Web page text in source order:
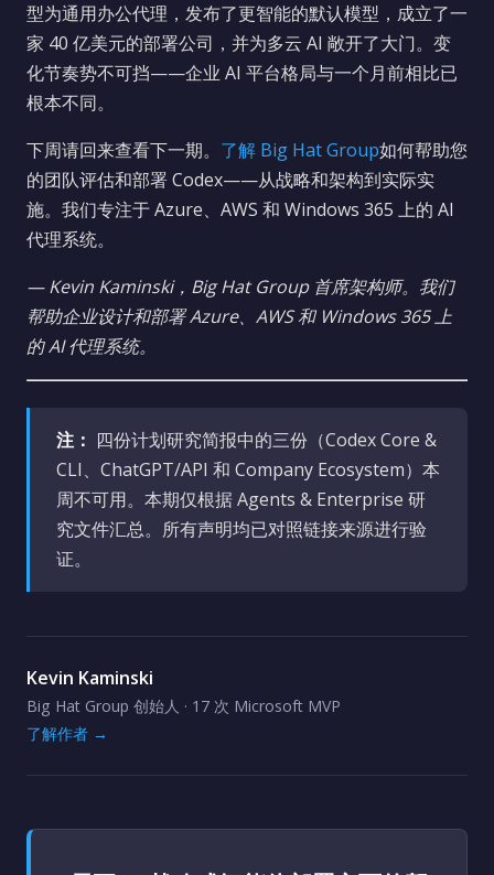
型为通用办公代理，发布了更智能的默认模型，成立了一
家 40 亿美元的部署公司，并为多云 AI 敞开了大门。变
化节奏势不可挡——企业 AI 平台格局与一个月前相比已
根本不同。
下周请回来查看下一期。 了解 Big Hat Group如何帮助您
的团队评估和部署 Codex——从战略和架构到实际实
施。我们专注于 Azure、AWS 和 Windows 365 上的 AI
代理系统。
— Kevin Kaminski，Big Hat Group 首席架构师。我们
帮助企业设计和部署 Azure、AWS 和 Windows 365 上
的 AI 代理系统。
注： 四份计划研究简报中的三份（Codex Core &
CLI、ChatGPT/API 和 Company Ecosystem）本
周不可用。本期仅根据 Agents & Enterprise 研
究文件汇总。所有声明均已对照链接来源进行验
证。
Kevin Kaminski
Big Hat Group 创始人 · 17 次 Microsoft MVP
了解作者 →